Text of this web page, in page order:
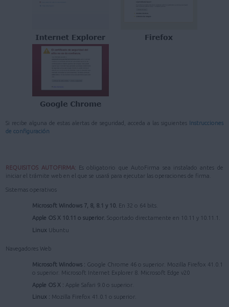
Si recibe alguna de estas alertas de seguridad, acceda a las siguientes
Instrucciones
de configuración
REQUISITOS AUTOFIRMA:
Es obligatorio que AutoFirma sea instalado antes de
iniciar el trámite web en el que se usará para ejecutar las operaciones de firma.
Sistemas operativos
Microsoft Windows 7, 8, 8.1 y 10. En 32 o 64 bits.
Apple OS X 10.11 o superior. Soportado directamente en 10.11 y 10.11.1.
Linux Ubuntu
Navegadores Web
Microsoft Windows : Google Chrome 46 o superior. Mozilla Firefox 41.0.1
o superior. Microsoft Internet Explorer 8. Microsoft Edge v20
Apple OS X : Apple Safari 9.0 o superior.
Linux : Mozilla Firefox 41.0.1 o superior.